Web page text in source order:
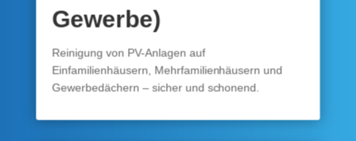
Gewerbe)
Reinigung von PV-Anlagen auf
Einfamilienhäusern, Mehrfamilienhäusern und
Gewerbedächern – sicher und schonend.